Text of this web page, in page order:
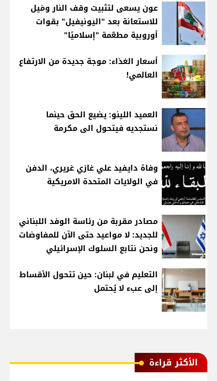
عون يسعى لتثبيت وقف النار ومَيل
للاستعانة بعد "اليونيفيل" بقوات
أوروبية مطعّمة "إسلاميًا"
أسعار الغذاء: موجة جديدة من الارتفاع
العالمي!
العميد اللينو: يضيع الحق حينما
نستجديه فيتحول الى مكرمة
وفاة دايفيد علي غازي غريري، الدفن
في الولايات المتحدة الامريكية
مصادر مقربة من رئاسة الوفد اللبناني
للجديد: لا مواعيد حتى الآن للمفاوضات
ونحن نتابع السلوك الإسرائيلي
التعليم في لبنان: حين تتحول الأقساط
إلى عبء لا يُحتمل
الأكثر قراءة